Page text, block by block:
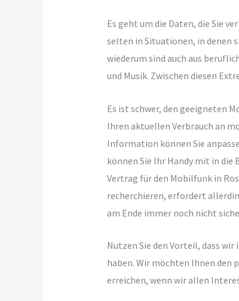
Es geht um die Daten, die Sie
selten in Situationen, in denen
wiederum sind auch aus
und Musik. Zwischen diesen
Es ist schwer, den geeigneten
Ihren aktuellen Verbrauch an
Information können Sie
können Sie Ihr Handy mit in die
Vertrag für den Mobilfunk in
recherchieren, erfordert
am Ende immer noch nicht
Nutzen Sie den Vorteil, dass
haben. Wir möchten Ihnen den
erreichen, wenn wir allen